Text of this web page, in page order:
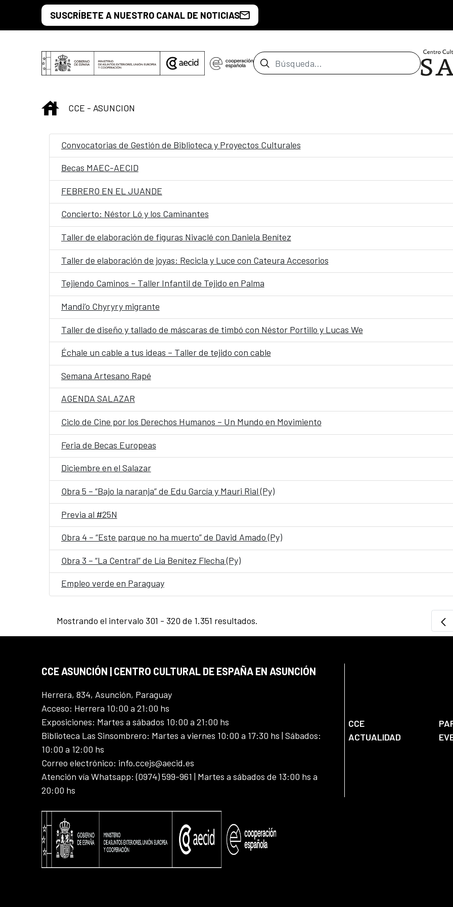
Saltar al contenido principal
SUSCRÍBETE A NUESTRO CANAL DE NOTICIAS
Barra de búsqueda
INICIO
CCE - ASUNCION
Convocatorias de Gestión de Biblioteca y Proyectos Culturales
Becas MAEC-AECID
FEBRERO EN EL JUANDE
Concierto: Néstor Ló y los Caminantes
Taller de elaboración de figuras Nivaclé con Daniela Benítez
Taller de elaboración de joyas: Recicla y Luce con Cateura Accesorios
Tejiendo Caminos – Taller Infantil de Tejido en Palma
Mandi’o Chyryry migrante
Taller de diseño y tallado de máscaras de timbó con Néstor Portillo y Lucas We
Échale un cable a tus ideas – Taller de tejido con cable
Semana Artesano Rapé
AGENDA SALAZAR
Ciclo de Cine por los Derechos Humanos – Un Mundo en Movimiento
Feria de Becas Europeas
Diciembre en el Salazar
Obra 5 – “Bajo la naranja” de Edu García y Mauri Rial (Py)
Previa al #25N
Obra 4 – “Este parque no ha muerto” de David Amado (Py)
Obra 3 – “La Central” de Lía Benítez Flecha (Py)
Empleo verde en Paraguay
Mostrando el intervalo 301 - 320 de 1.351 resultados.
CCE ASUNCIÓN | CENTRO CULTURAL DE ESPAÑA EN ASUNCIÓN
Herrera, 834, Asunción, Paraguay
Acceso: Herrera 10:00 a 21:00 hs
Exposiciones: Martes a sábados 10:00 a 21:00 hs
Biblioteca Las Sinsombrero: Martes a viernes 10:00 a 17:30 hs | Sábados:
10:00 a 12:00 hs
Correo electrónico: info.ccejs@aecid.es
Atención vía Whatsapp: (0974) 599-961 | Martes a sábados de 13:00 hs a
20:00 hs
CCE
ACTUALIDAD